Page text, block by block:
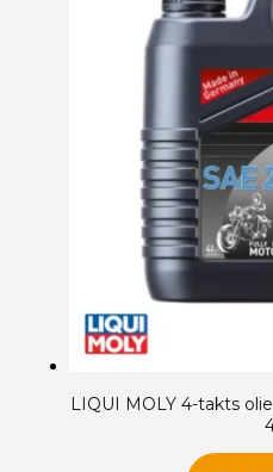
LIQUI MOLY 4-takts